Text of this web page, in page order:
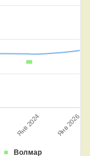
Волмар
Янв 2024 Янв 2026